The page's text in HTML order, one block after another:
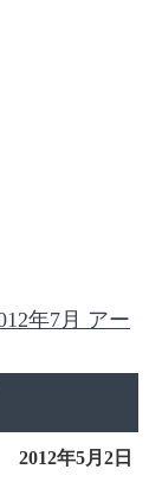
年7月 アー
2012年5月2日